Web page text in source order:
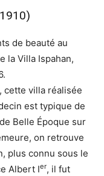
de beauté au
la Villa Ispahan,
cette villa réalisée
est typique de
Belle Époque sur
on retrouve
plus connu sous le
Albert Ier, il fut